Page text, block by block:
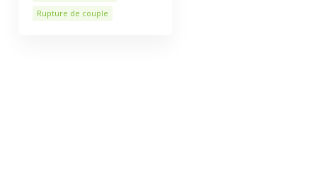
Rupture de couple